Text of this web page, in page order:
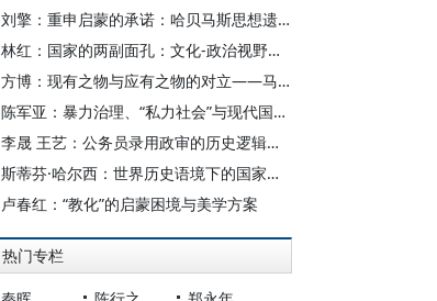
刘擎：重申启蒙的承诺：哈贝马斯思想遗产及其当代处境
林红：国家的两副面孔：文化-政治视野下的现代国家建构
方博：现有之物与应有之物的对立——马克思最初的哲学困惑及其解答
陈军亚：暴力治理、“私力社会”与现代国家的秩序建构
李晟 王艺：公务员录用政审的历史逻辑与功能变迁
斯蒂芬·哈尔西：世界历史语境下的国家建构与帝国
卢春红：“教化”的启蒙困境与美学方案
热门专栏